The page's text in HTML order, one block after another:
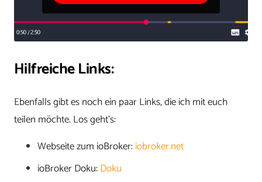
Hilfreiche Links:
Ebenfalls gibt es noch ein paar Links, die ich mit euch
teilen möchte. Los geht’s:
Webseite zum ioBroker:iobroker.net
ioBroker Doku:Doku